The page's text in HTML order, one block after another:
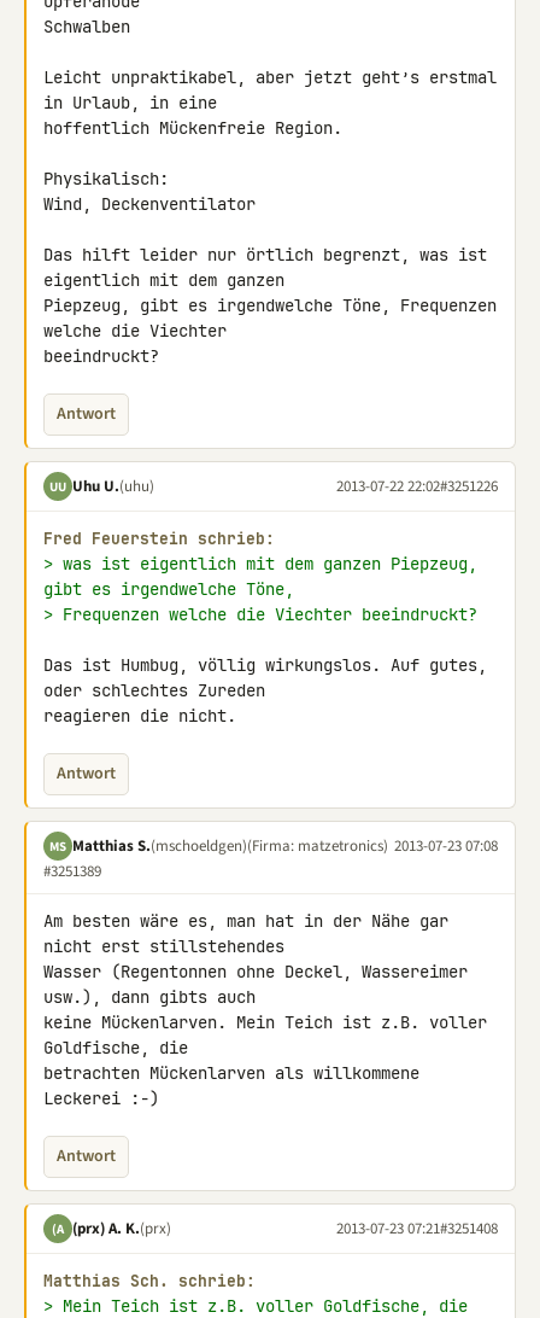
Schwalben
Leicht unpraktikabel, aber jetzt geht’s erstmal
in Urlaub, in eine
hoffentlich Mückenfreie Region.
Physikalisch:
Wind, Deckenventilator
Das hilft leider nur örtlich begrenzt, was ist
eigentlich mit dem ganzen
Piepzeug, gibt es irgendwelche Töne, Frequenzen
welche die Viechter
beeindruckt?
Antwort
UU Uhu U.(uhu) 2013-07-22 22:02#3251226
Fred Feuerstein schrieb:
> was ist eigentlich mit dem ganzen Piepzeug,
gibt es irgendwelche Töne,
> Frequenzen welche die Viechter beeindruckt?
Das ist Humbug, völlig wirkungslos. Auf gutes,
oder schlechtes Zureden
reagieren die nicht.
Antwort
MS Matthias S.(mschoeldgen)(Firma: matzetronics) 2013-07-23 07:08
#3251389
Am besten wäre es, man hat in der Nähe gar
nicht erst stillstehendes
Wasser (Regentonnen ohne Deckel, Wassereimer
usw.), dann gibts auch
keine Mückenlarven. Mein Teich ist z.B. voller
Goldfische, die
betrachten Mückenlarven als willkommene
Leckerei :-)
Antwort
(A (prx) A. K.(prx) 2013-07-23 07:21#3251408
Matthias Sch. schrieb:
> Mein Teich ist z.B. voller Goldfische, die